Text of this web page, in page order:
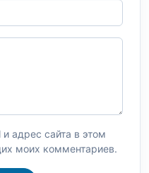
адрес сайта в этом
моих комментариев.